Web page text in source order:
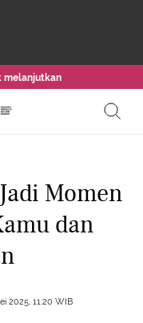
melanjutkan
Momen
dan
2025, 11:20 WIB